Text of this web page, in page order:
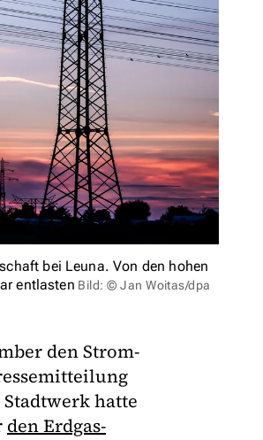
bei Leuna. Von den hohen
entlasten Bild: © Jan Woitas/dpa
den Strom-
hatte
den Erdgas-